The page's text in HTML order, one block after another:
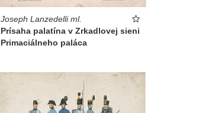
Joseph Lanzedelli ml.
Prísaha palatína v Zrkadlovej sieni
Primaciálneho paláca